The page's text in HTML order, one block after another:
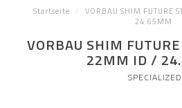
Startseite /
VORBAU SHIM FUTURE
24.65MM
VORBAU SHIM
22MM ID /
SPECIALIZED